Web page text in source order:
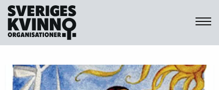
Sveriges Kvinnoorganisationer